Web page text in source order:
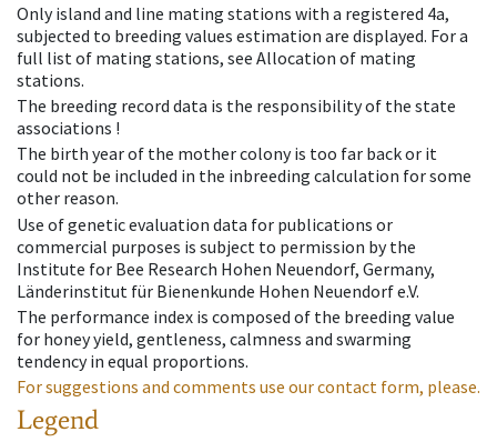
Only island and line mating stations with a registered 4a,
subjected to breeding values estimation are displayed. For a
full list of mating stations, see Allocation of mating
stations.
The breeding record data is the responsibility of the state
associations !
The birth year of the mother colony is too far back or it
could not be included in the inbreeding calculation for some
other reason.
Use of genetic evaluation data for publications or
commercial purposes is subject to permission by the
Institute for Bee Research Hohen Neuendorf, Germany,
Länderinstitut für Bienenkunde Hohen Neuendorf e.V.
The performance index is composed of the breeding value
for honey yield, gentleness, calmness and swarming
tendency in equal proportions.
For suggestions and comments use our contact form, please.
Legend